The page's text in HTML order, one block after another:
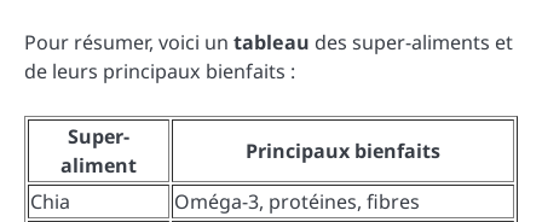
Pour résumer, voici un tableau des super-aliments et
de leurs principaux bienfaits :
Super-
aliment
Principaux bienfaits
Chia
Oméga-3, protéines, fibres